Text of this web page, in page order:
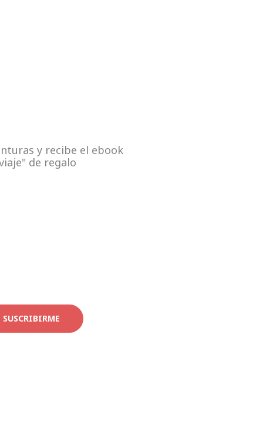
y recibe el ebook
de regalo
SUSCRIBIRME